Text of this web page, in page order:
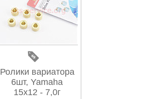
Ролики вариатора
6шт, Yamaha
15x12 - 7,0г